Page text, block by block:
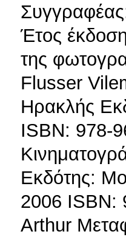
Έτος
της
Flusser
Ηρακλής
ISBN: 978-
Εκδότης:
2006 ISBN:
Arthur